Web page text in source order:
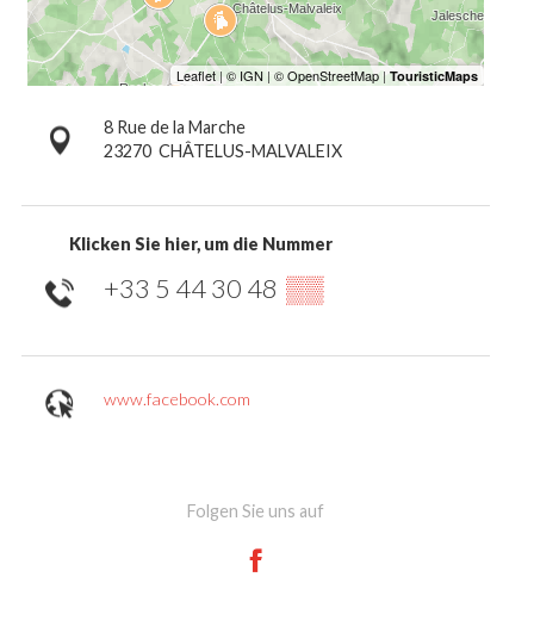
8 Rue de la Marche
23270 CHÂTELUS-MALVALEIX
Klicken Sie hier, um die Nummer
+33 5 44 30 48 ▒▒
www.facebook.com
Folgen Sie uns auf